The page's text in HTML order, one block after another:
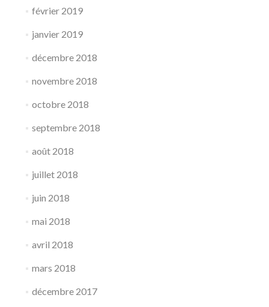
février 2019
janvier 2019
décembre 2018
novembre 2018
octobre 2018
septembre 2018
août 2018
juillet 2018
juin 2018
mai 2018
avril 2018
mars 2018
décembre 2017